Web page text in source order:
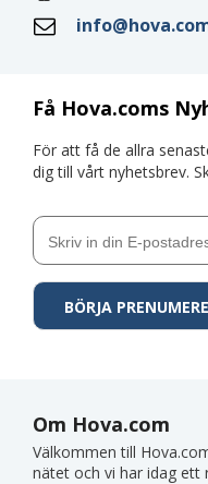
Få Hova.coms
För att få de allra
dig till vårt nyhetsbrev.
Om Hova.com
Välkommen till
nätet och vi har idag